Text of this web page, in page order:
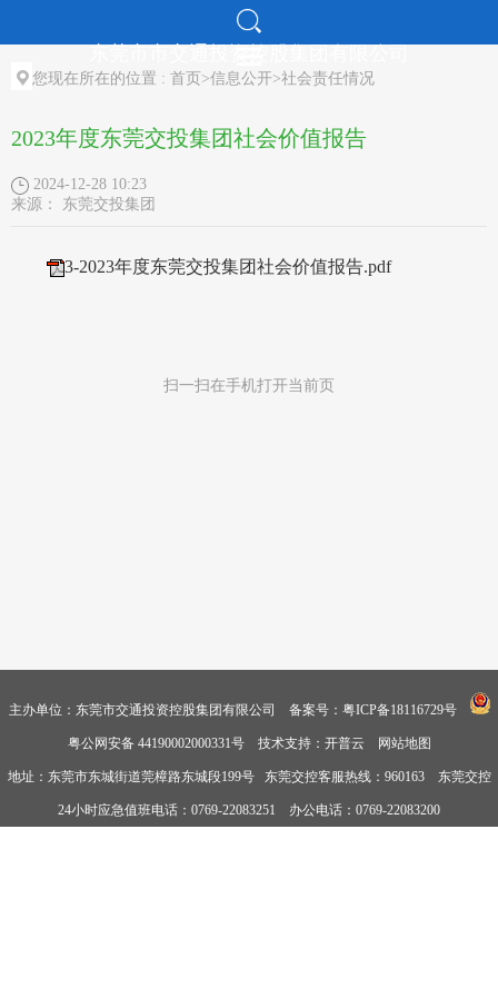
招标采购
您现在所在的位置 : 首页 >信息公开>社会责任情况
2023年度东莞交投集团社会价值报告
2024-12-28 10:23
来源： 东莞交投集团
3-2023年度东莞交投集团社会价值报告.pdf
扫一扫在手机打开当前页
主办单位：东莞市交通投资控股集团有限公司 备案号：粤ICP备18116729号
粤公网安备 44190002000331号技术支持：开普云 网站地图
地址：东莞市东城街道莞樟路东城段199号 东莞交控客服热线：960163 东莞交控
24小时应急值班电话：0769-22083251 办公电话：0769-22083200